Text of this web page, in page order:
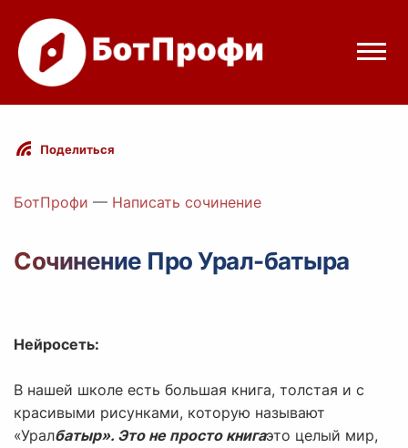
Режимы бота
Цены
Поделиться
БотПрофи — Написать сочинение
Сочинение Про Урал-батыра
Нейросеть:
В нашей школе есть большая книга, толстая и с
красивыми рисунками, которую называют
«Уралбатыр». Это не просто книгаэто целый мир,